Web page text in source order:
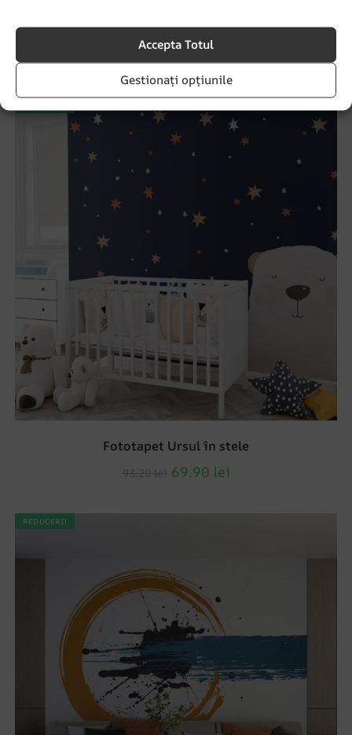
Accepta Totul
Gestionați opțiunile
Fototapet Grădină exotică
lei 69.90
Fototapet Ursul în stele
69.90 lei
REDUCERI!